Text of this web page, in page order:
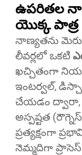
ఉపరితల
యొక్క పాత్ర
నాణ్యతను
లీవర్లలో ఒకటి
ఖచ్చితంగా
ఇంటర్వల్,
చేయడం ద్వారా,
అస్పష్టత
ప్రత్యక్షంగా
నెమ్మదిగా